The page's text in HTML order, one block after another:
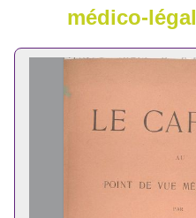
médico-légal